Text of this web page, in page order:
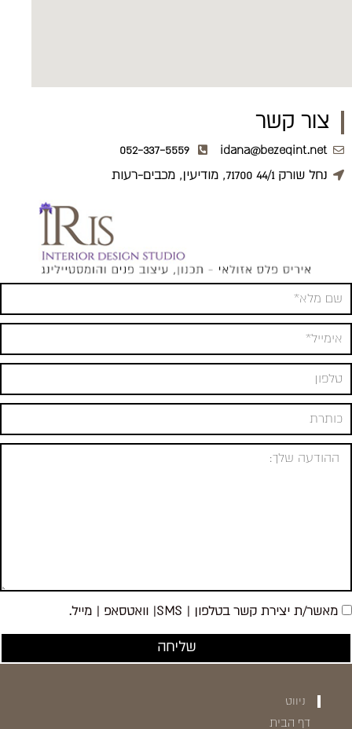
צור קשר
idana@bezeqint.net
052-337-5559
נחל שורק 44/1 71700, מודיעין, מכבים-רעות
מאשר/ת יצירת קשר בטלפון | SMS| וואטסאפ | מייל.
שליחה
ניווט
דף הבית